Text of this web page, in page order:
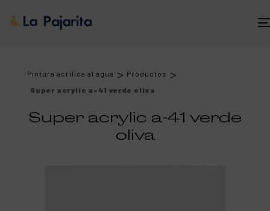
Pintura acrílica al agua > Productos >
Super acrylic a-41 verde oliva
Super acrylic a-41 verde
oliva